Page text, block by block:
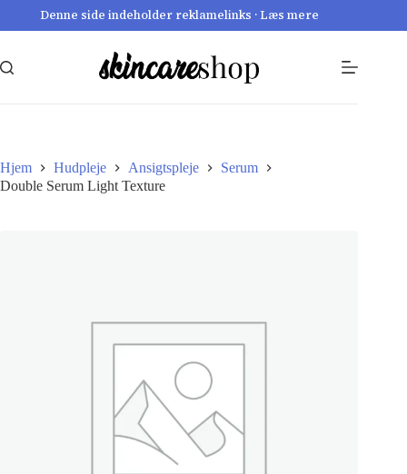
Denne side indeholder reklamelinks · Læs mere
Hjem Hudpleje Ansigtspleje
Serum
Double Serum Light Texture